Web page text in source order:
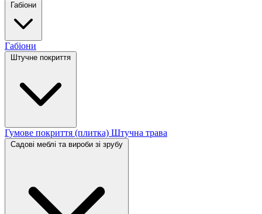
Габіони
Габіони
Штучне покриття
Гумове покриття (плитка) Штучна трава
Садові меблі та вироби зі зрубу